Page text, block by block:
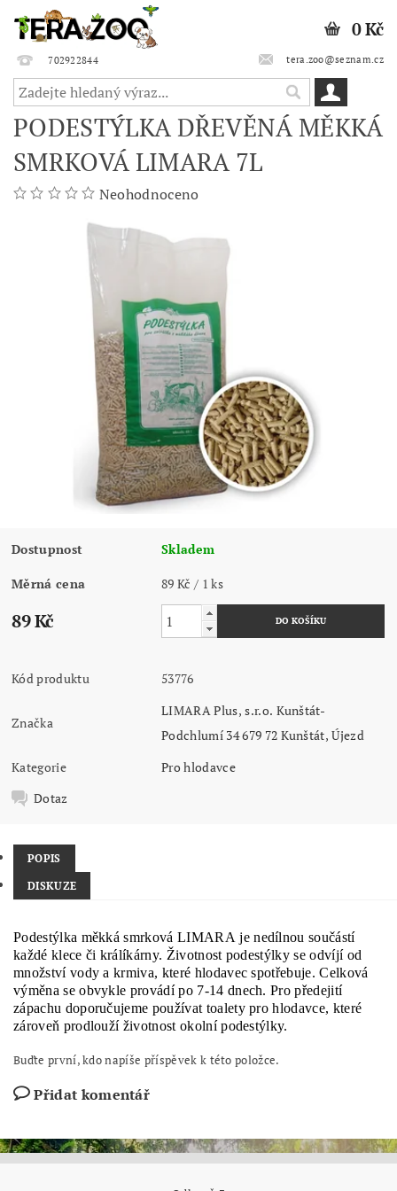
702922844 tera.zoo@seznam.cz
0 Kč
PODESTÝLKA DŘEVĚNÁ MĚKKÁ
SMRKOVÁ LIMARA 7L
Neohodnoceno
Dostupnost Skladem
Měrná cena 89 Kč / 1 ks
89 Kč
Kód produktu 53776
Značka
LIMARA Plus, s.r.o. Kunštát-
Podchlumí 34 679 72 Kunštát, Újezd
Kategorie
Pro hlodavce
Dotaz
POPIS
DISKUZE
Podestýlka měkká smrková LIMARA je nedílnou součástí
každé klece či králíkárny. Životnost podestýlky se odvíjí od
množství vody a krmiva, které hlodavec spotřebuje. Celková
výměna se obvykle provádí po 7-14 dnech. Pro předejití
zápachu doporučujeme používat toalety pro hlodavce, které
zároveň prodlouží životnost okolní podestýlky.
Buďte první, kdo napíše příspěvek k této položce.
Přidat komentář